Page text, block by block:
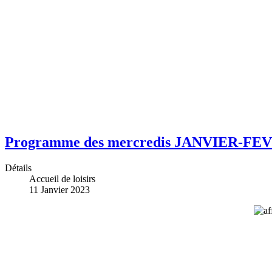
Programme des mercredis JANVIER-
Détails
Accueil de loisirs
11 Janvier 2023